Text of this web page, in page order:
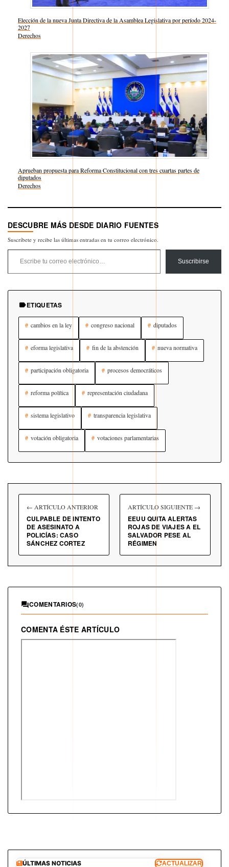
Elección de la nueva Junta Directiva de la Asamblea Legislativa por período 2024-
2027
Respecto a
Derechos
Aprueban propuesta para Reforma Constitucional con tres cuartas partes de
diputados
Respecto a
Derechos
DESCUBRE MÁS DESDE DIARIO FUENTES
Suscríbete y recibe las últimas entradas en tu correo electrónico.
Escribe tu correo electrónico…
Suscribirse
ETIQUETAS
cambios en la ley congreso nacional diputados
eforma legislativa fin de la abstención nueva normativa
participación obligatoria procesos democráticos
reforma política representación ciudadana
sistema legislativo transparencia legislativa
votación obligatoria votaciones parlamentarias
← ARTÍCULO ANTERIOR
CULPABLE DE INTENTO
DE ASESINATO A
POLICÍAS: CASO
SÁNCHEZ CORTEZ
ARTÍCULO SIGUIENTE →
EEUU QUITA ALERTAS
ROJAS DE VIAJES A EL
SALVADOR PESE AL
RÉGIMEN
COMENTARIOS(0)
COMENTA ÉSTE ARTÍCULO
ÚLTIMAS NOTICIAS ACTUALIZAR